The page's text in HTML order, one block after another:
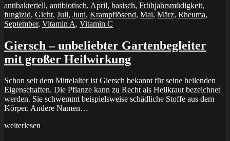
antibakteriell, antibiotisch, April, basisch, Frühjahrsmüdigkeit,
fungizid, Gicht, Juli, Juni, Krampflösend, Mai, März, Rheuma,
September, Vitamin A, Vitamin C
Giersch – unbeliebter Gartenbegleiter
mit großer Heilwirkung
Schon seit dem Mittelalter ist Giersch bekannt für seine heilenden
Eigenschaften. Die Pflanze kann zu Recht als Heilkraut bezeichnet
werden. Sie schwemmt beispielsweise schädliche Stoffe aus dem
Körper. Andere Namen…
weiterlesen